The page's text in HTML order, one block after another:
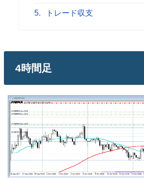
5. トレード収支
4時間足